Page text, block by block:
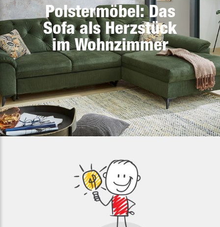
Polstermöbel: Das
Sofa als Herzstück
im Wohnzimmer